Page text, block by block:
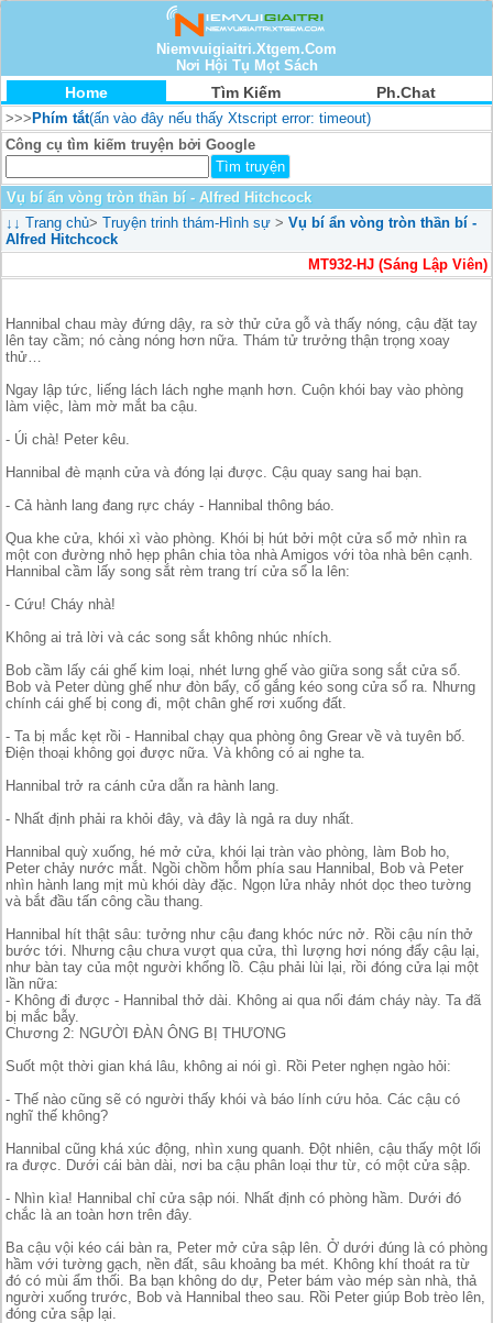
Niemvuigiaitri.Xtgem.Com
Nơi Hội Tụ Mọt Sách
Home Tìm Kiếm Ph.Chat
>>>Phím tắt(ấn vào đây nếu thấy Xtscript error: timeout)
Công cụ tìm kiếm truyện bởi Google
Vụ bí ẩn vòng tròn thần bí - Alfred Hitchcock
↓↓ Trang chủ> Truyện trinh thám-Hình sự > Vụ bí ẩn vòng tròn thần bí -
Alfred Hitchcock
MT932-HJ (Sáng Lập Viên)
Hannibal chau mày đứng dậy, ra sờ thử cửa gỗ và thấy nóng, cậu đặt tay
lên tay cầm; nó càng nóng hơn nữa. Thám tử trưởng thận trọng xoay
thử…
Ngay lập tức, liếng lách lách nghe mạnh hơn. Cuộn khói bay vào phòng
làm việc, làm mờ mắt ba cậu.
- Úi chà! Peter kêu.
Hannibal đè mạnh cửa và đóng lại được. Cậu quay sang hai bạn.
- Cả hành lang đang rực cháy - Hannibal thông báo.
Qua khe cửa, khói xì vào phòng. Khói bị hút bởi một cửa sổ mở nhìn ra
một con đường nhỏ hẹp phân chia tòa nhà Amigos với tòa nhà bên cạnh.
Hannibal cầm lấy song sắt rèm trang trí cửa sổ la lên:
- Cứu! Cháy nhà!
Không ai trả lời và các song sắt không nhúc nhích.
Bob cầm lấy cái ghế kim loại, nhét lưng ghế vào giữa song sắt cửa sổ.
Bob và Peter dùng ghế như đòn bẩy, cố gắng kéo song cửa sổ ra. Nhưng
chính cái ghế bị cong đi, một chân ghế rơi xuống đất.
- Ta bị mắc kẹt rồi - Hannibal chạy qua phòng ông Grear về và tuyên bố.
Điện thoại không gọi được nữa. Và không có ai nghe ta.
Hannibal trở ra cánh cửa dẫn ra hành lang.
- Nhất định phải ra khỏi đây, và đây là ngả ra duy nhất.
Hannibal quỳ xuống, hé mở cửa, khói lại tràn vào phòng, làm Bob ho,
Peter chảy nước mắt. Ngồi chồm hỗm phía sau Hannibal, Bob và Peter
nhìn hành lang mịt mù khói dày đặc. Ngọn lửa nhảy nhót dọc theo tường
và bắt đầu tấn công cầu thang.
Hannibal hít thật sâu: tưởng như cậu đang khóc nức nở. Rồi cậu nín thở
bước tới. Nhưng cậu chưa vượt qua cửa, thì lượng hơi nóng đẩy cậu lại,
như bàn tay của một người khổng lồ. Cậu phải lùi lại, rồi đóng cửa lại một
lần nữa:
- Không đi được - Hannibal thở dài. Không ai qua nổi đám cháy này. Ta đã
bị mắc bẫy.
Chương 2: NGƯỜI ĐÀN ÔNG BỊ THƯƠNG
Suốt một thời gian khá lâu, không ai nói gì. Rồi Peter nghẹn ngào hỏi:
- Thế nào cũng sẽ có người thấy khói và báo lính cứu hỏa. Các cậu có
nghĩ thế không?
Hannibal cũng khá xúc động, nhìn xung quanh. Đột nhiên, cậu thấy một lối
ra được. Dưới cái bàn dài, nơi ba cậu phân loại thư từ, có một cửa sập.
- Nhìn kìa! Hannibal chỉ cửa sập nói. Nhất định có phòng hầm. Dưới đó
chắc là an toàn hơn trên đây.
Ba cậu vội kéo cái bàn ra, Peter mở cửa sập lên. Ở dưới đúng là có phòng
hầm với tường gạch, nền đất, sâu khoảng ba mét. Không khí thoát ra từ
đó có mùi ẩm thối. Ba bạn không do dự, Peter bám vào mép sàn nhà, thả
người xuống trước, Bob và Hannibal theo sau. Rồi Peter giúp Bob trèo lên,
đóng cửa sập lại.